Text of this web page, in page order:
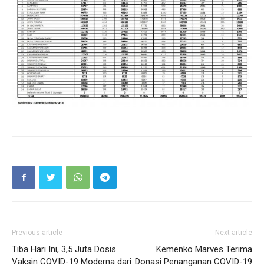
Previous article
Tiba Hari Ini, 3,5 Juta Dosis
Vaksin COVID-19 Moderna dari
Next article
Kemenko Marves Terima
Donasi Penanganan COVID-19